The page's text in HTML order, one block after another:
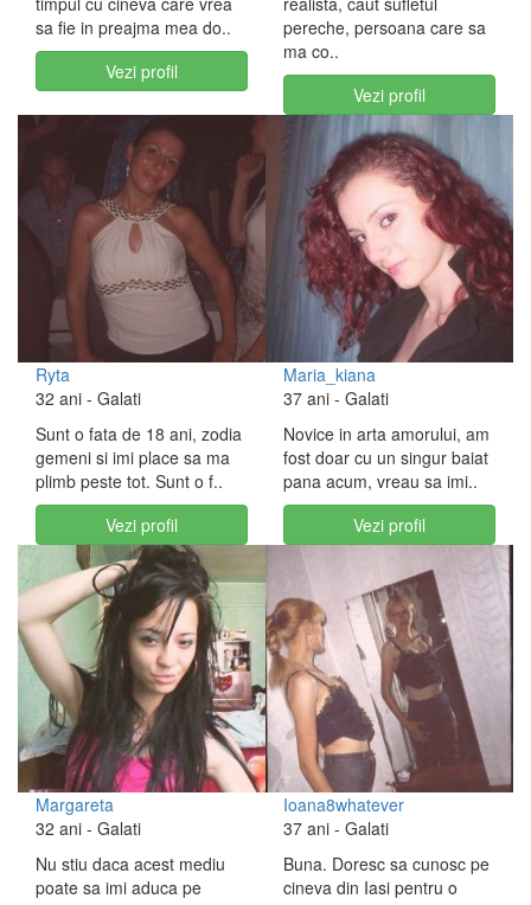
sa fie in preajma mea do..
Vezi profil
pereche, persoana care sa
ma co..
Vezi profil
Ryta
32 ani - Galati
Sunt o fata de 18 ani, zodia
gemeni si imi place sa ma
plimb peste tot. Sunt o f..
Vezi profil
Maria_kiana
37 ani - Galati
Novice in arta amorului, am
fost doar cu un singur baiat
pana acum, vreau sa imi..
Vezi profil
Margareta
32 ani - Galati
Nu stiu daca acest mediu
poate sa imi aduca pe
Ioana8whatever
37 ani - Galati
Buna. Doresc sa cunosc pe
cineva din Iasi pentru o